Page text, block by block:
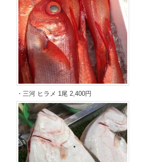
・三河 ヒラメ 1尾 2,400円